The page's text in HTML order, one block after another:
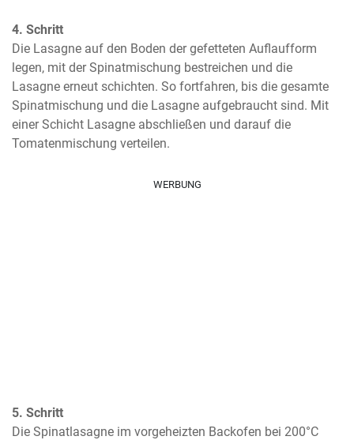
4. Schritt
Die Lasagne auf den Boden der gefetteten Auflaufform
legen, mit der Spinatmischung bestreichen und die
Lasagne erneut schichten. So fortfahren, bis die gesamte
Spinatmischung und die Lasagne aufgebraucht sind. Mit
einer Schicht Lasagne abschließen und darauf die
Tomatenmischung verteilen.
WERBUNG
5. Schritt
Die Spinatlasagne im vorgeheizten Backofen bei 200°C